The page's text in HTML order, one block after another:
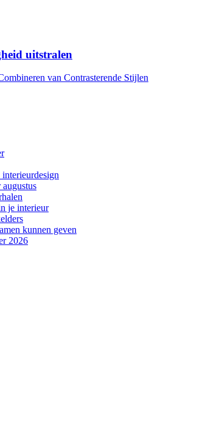
uitstralen
van Contrasterende Stijlen
je interieur
kunnen geven
2026